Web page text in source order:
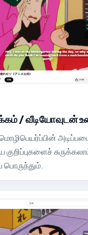
/ வீடியோவுடன்
குறிப்புகளைச்
பொருந்தும்.